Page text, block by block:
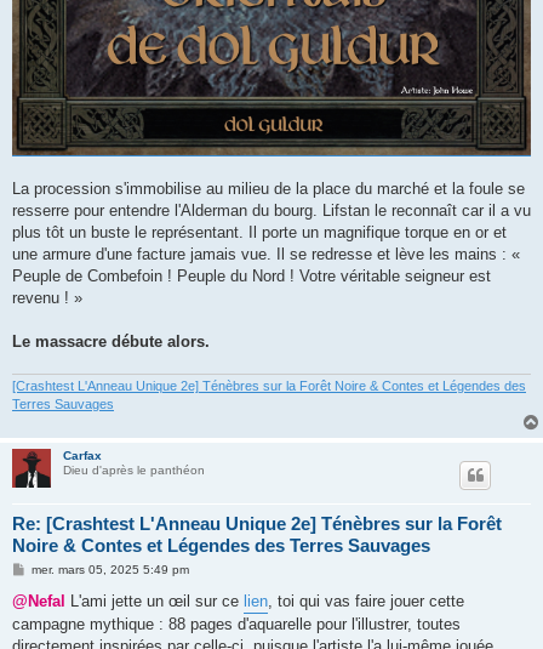
La procession s'immobilise au milieu de la place du marché et la foule se
resserre pour entendre l'Alderman du bourg. Lifstan le reconnaît car il a vu
plus tôt un buste le représentant. Il porte un magnifique torque en or et
une armure d'une facture jamais vue. Il se redresse et lève les mains : «
Peuple de Combefoin ! Peuple du Nord ! Votre véritable seigneur est
revenu ! »
Le massacre débute alors.
[Crashtest L'Anneau Unique 2e] Ténèbres sur la Forêt Noire & Contes et Légendes des
Terres Sauvages
Carfax
Dieu d'après le panthéon
Re: [Crashtest L'Anneau Unique 2e] Ténèbres sur la Forêt
Noire & Contes et Légendes des Terres Sauvages
M
s
a
g
mer. mars 05, 2025 5:49 pm
@Nefal L'ami jette un œil sur ce lien , toi qui vas faire jouer cette
campagne mythique : 88 pages d'aquarelle pour l'illustrer, toutes